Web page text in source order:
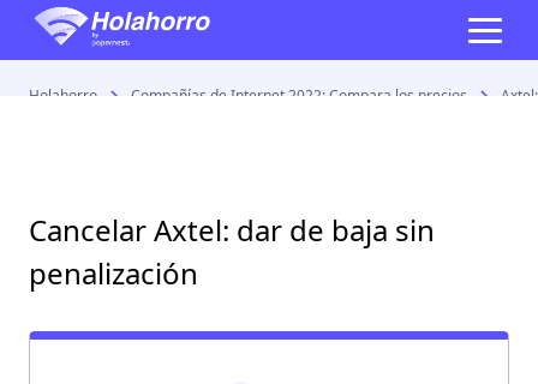
Holahorro Compañías de Internet 2022: Compara los precios
Cancelar Axtel: dar de baja sin
penalización